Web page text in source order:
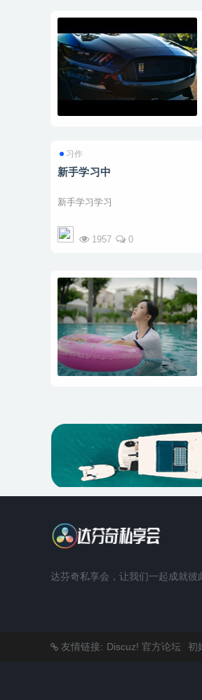
习作
新手学习中
新手学习学习
1957 0
达芬奇私享会，让我们一起成就彼
友情链接: Discuz! 官方论坛 初